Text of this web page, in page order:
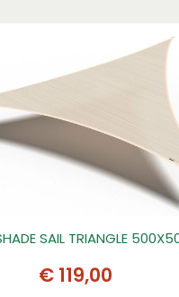
SAIL TRIANGLE
€ 119,00